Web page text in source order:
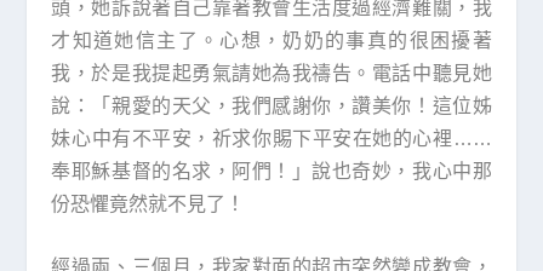
頭，她訴說著自己靠著教會生活度過經濟難關，我
才知道她信主了。心想，奶奶的事真的很困擾著
我，於是我提起勇氣請她為我禱告。電話中聽見她
說：「親愛的天父，我們感謝你，讚美你！這位姊
妹心中有不平安，祈求你賜下平安在她的心裡……
奉耶穌基督的名求，阿們！」說也奇妙，我心中那
份恐懼竟然就不見了！